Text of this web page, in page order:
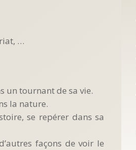
…
un tournant de sa vie.
la nature.
se repérer dans sa
façons de voir le